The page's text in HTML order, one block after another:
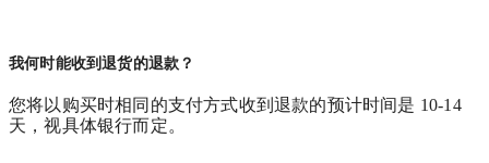
我何时能收到退货的退款？
您将以购买时相同的支付方式收到退款的预计时间是 10-14
天，视具体银行而定。